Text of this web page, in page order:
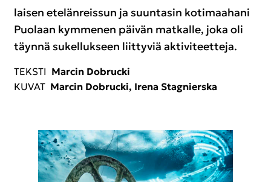
lai­sen ete­län­reis­sun ja suun­ta­sin ko­ti­maa­ha­ni
Puo­laan kym­me­nen päi­vän mat­kal­le, joka oli
täyn­nä su­kel­luk­seen liit­ty­viä ak­ti­vi­teet­te­ja.
TEKS­TI Marcin Do­bruc­ki
KUVAT Marcin Do­bruc­ki, Irena Stag­niers­ka